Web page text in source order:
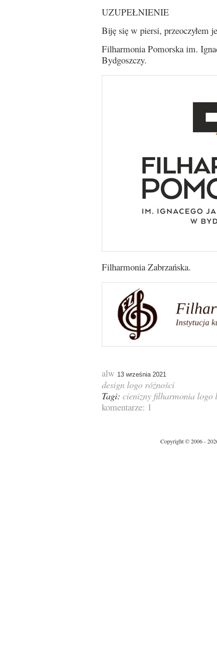
UZUPEŁNIENIE
Biję się w piersi, przeoczyłem
Filharmonia Pomorska im.
Bydgoszczy.
Filharmonia Zabrzańska.
alw 13 września 2021
design logo różności
Tagi: cienizny filharmonia logo
komentarze: 1
Copyright © 2006 -